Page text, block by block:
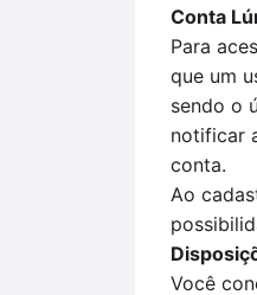
Conta
Para
que um
sendo o
notificar
conta.
Ao
Você